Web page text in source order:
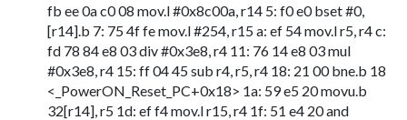
fb ee 0a c0 08 mov.l #0x8c00a, r14 5: f0 e0 bset #0,
[r14].b 7: 75 4f fe mov.l #254, r15 a: ef 54 mov.l r5, r4 c:
fd 78 84 e8 03 div #0x3e8, r4 11: 76 14 e8 03 mul
#0x3e8, r4 15: ff 04 45 sub r4, r5, r4 18: 21 00 bne.b 18
<_PowerON_Reset_PC+0x18> 1a: 59 e5 20 movu.b
32[r14], r5 1d: ef f4 mov.l r15, r4 1f: 51 e4 20 and